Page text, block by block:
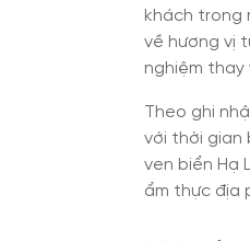
khách trong
về hương vị
nghiệm thay
Theo ghi
với thời gian
ven biển Hạ
ẩm thực địa